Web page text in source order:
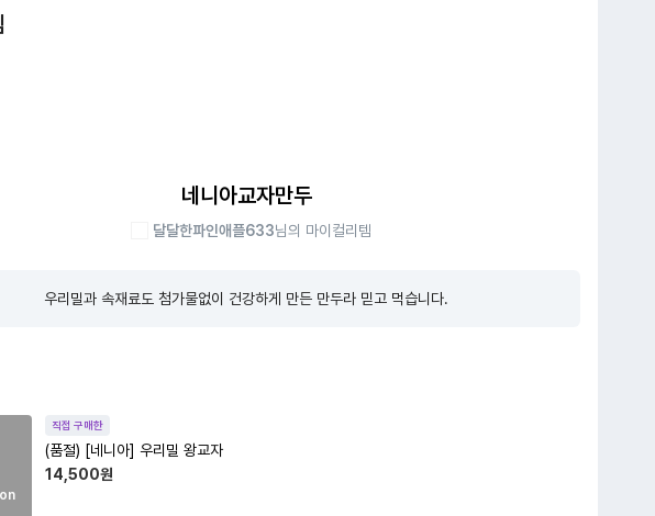
네니아교자만두
달달한파인애플633님의 마이컬리템
우리밀과 속재료도 첨가물없이 건강하게 만든 만두라 믿고 먹습니다.
직접 구매한
(품절) [네니아] 우리밀 왕교자
14,500원